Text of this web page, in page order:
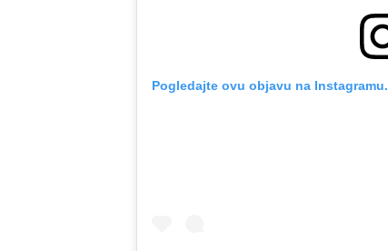
Pogledajte ovu objavu na Instagramu.